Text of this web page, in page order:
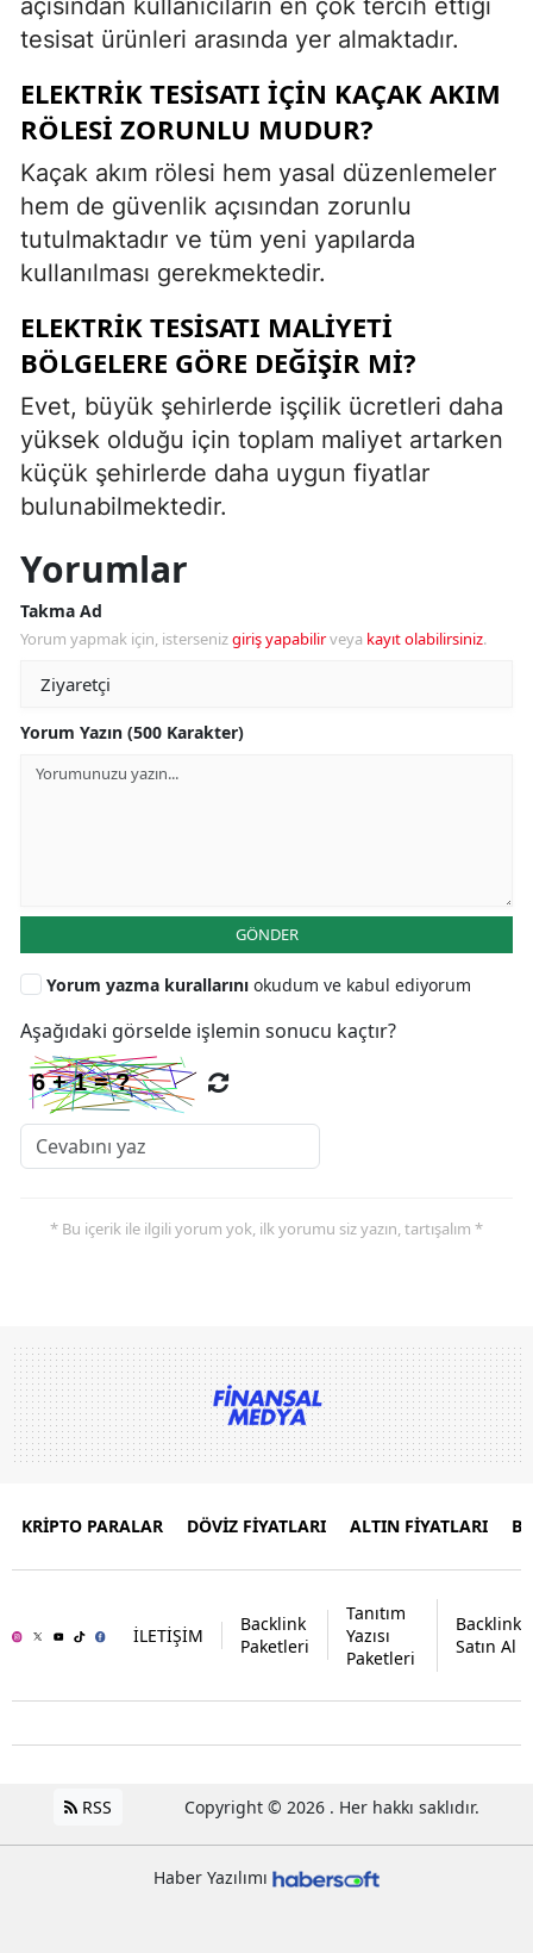
tesisat ürünleri arasında yer almaktadır.
ELEKTRIK TESISATI IÇIN KAÇAK AKIM
RÖLESI ZORUNLU MUDUR?
Kaçak akım rölesi hem yasal düzenlemeler
hem de güvenlik açısından zorunlu
tutulmaktadır ve tüm yeni yapılarda
kullanılması gerekmektedir.
ELEKTRIK TESISATI MALIYETI
BÖLGELERE GÖRE DEĞIŞIR MI?
Evet, büyük şehirlerde işçilik ücretleri daha
yüksek olduğu için toplam maliyet artarken
küçük şehirlerde daha uygun fiyatlar
bulunabilmektedir.
Yorumlar
Takma Ad
Yorum yapmak için, istersenizgiriş yapabilirveya kayıt olabilirsiniz.
Yorum Yazın (500 Karakter)
GÖNDER
Yorum yazma kurallarını okudum ve kabul ediyorum
Aşağıdaki görselde işlemin sonucu kaçtır?
* Bu içerik ile ilgili yorum yok, ilk yorumu siz yazın, tartışalım *
KRİPTO PARALAR DÖVİZ FİYATLARI ALTIN FİYATLARI
İLETİŞİM
Backlink
Paketleri
Tanıtım
Yazısı
Paketleri
Backlink
Satın Al
RSS Copyright © 2026 . Her hakkı saklıdır.
Haber Yazılımı